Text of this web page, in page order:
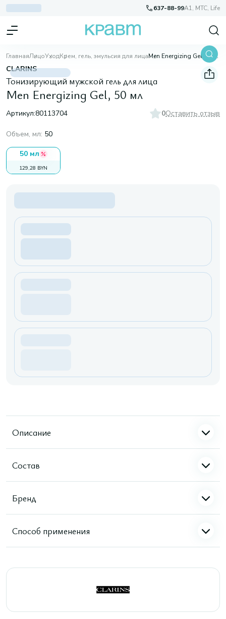
637-88-99A1, МТС, Life
ГлавнаяЛицоУходКрем, гель, эмульсия для лица Men Energizing Gel, 50 мл
CLARINS
Тонизирующий мужской гель для лица
Men Energizing Gel, 50 мл
Артикул:80113704 0Оставить отзыв
Объем, мл: 50
50 мл
129,28 BYN
Описание
Состав
Бренд
Способ применения